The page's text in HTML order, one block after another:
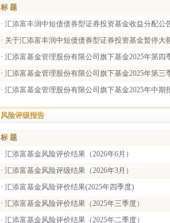
标 题
· 汇添富丰润中短债债券型证券投资基金收益分配公
· 关于汇添富丰润中短债债券型证券投资基金暂停
· 汇添富基金管理股份有限公司旗下基金2025年第四
· 汇添富基金管理股份有限公司旗下基金2025年第三
· 汇添富基金管理股份有限公司旗下基金2025年中期
风险评级报告
标 题
· 汇添富基金风险评价结果（2026年6月）
· 汇添富基金风险评级结果（2026年3月）
· 汇添富基金风险评价结果(2025年四季度)
· 汇添富基金风险评价结果（2025年三季度）
· 汇添富基金风险评价结果（2025年二季度）